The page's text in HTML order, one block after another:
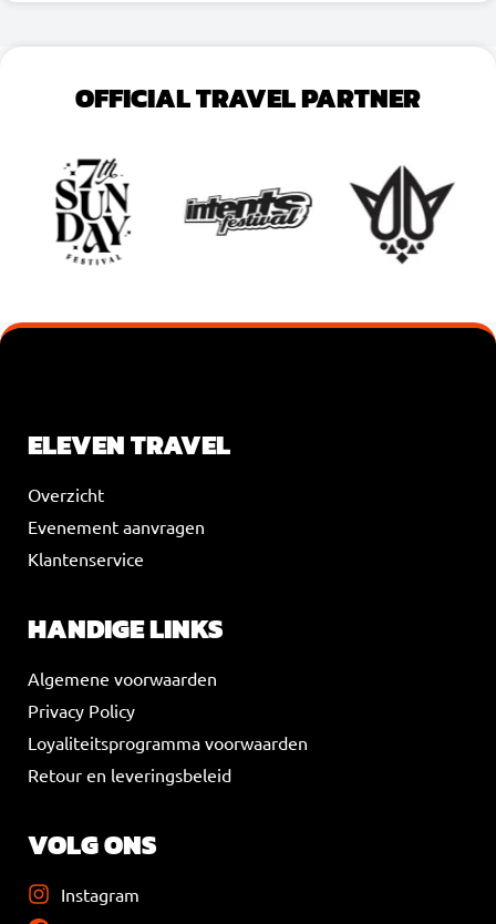
OFFICIAL TRAVEL PARTNER
ELEVEN TRAVEL
Overzicht
Evenement aanvragen
Klantenservice
HANDIGE LINKS
Algemene voorwaarden
Privacy Policy
Loyaliteitsprogramma voorwaarden
Retour en leveringsbeleid
VOLG ONS
Instagram